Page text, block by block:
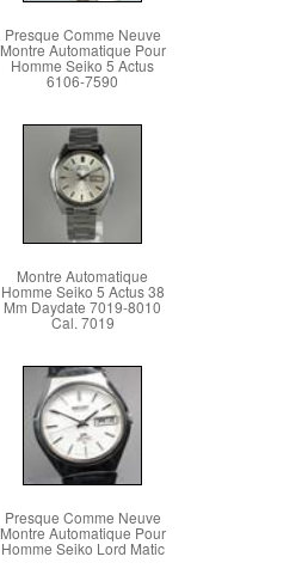
Presque Comme Neuve
Montre Automatique Pour
Homme Seiko 5 Actus
6106-7590
Montre Automatique
Homme Seiko 5 Actus 38
Mm Daydate 7019-8010
Cal. 7019
Presque Comme Neuve
Montre Automatique Pour
Homme Seiko Lord Matic